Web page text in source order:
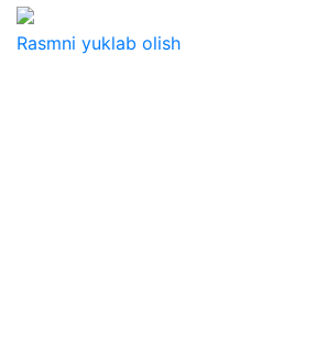
Rasmni yuklab olish